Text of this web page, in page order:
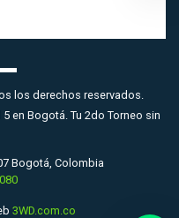
los derechos reservados.
en Bogotá. Tu 2do Torneo sin
Bogotá, Colombia
3WD.com.co